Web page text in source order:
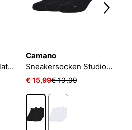
Füßlinge Mesh Ventilation
Camano
Sneakersocken Studio-Line Pilates und Yoga
€ 15,99€ 19,99